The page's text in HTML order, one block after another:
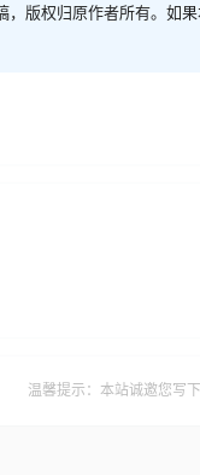
版权归原作者所有。如
温馨提示：本站诚邀您写